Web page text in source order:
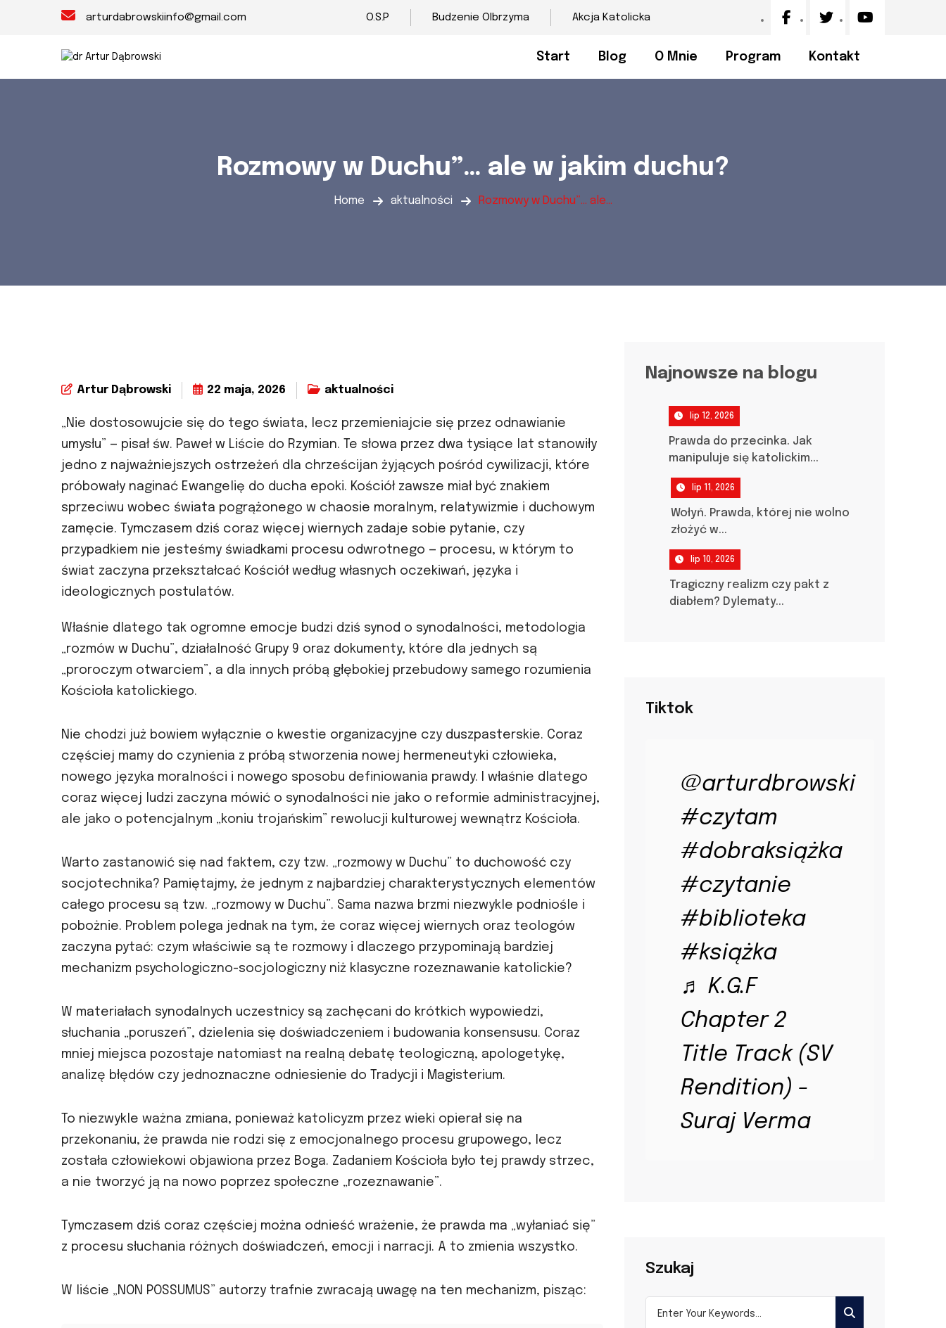
arturdabrowskiinfo@gmail.com O.S.P Budzenie Olbrzyma Akcja Katolicka
Start Blog O Mnie Program Kontakt
Rozmowy w Duchu”… ale w jakim duchu?
Home aktualności Rozmowy w Duchu”… ale...
Artur Dąbrowski 22 maja, 2026 aktualności
„Nie dostosowujcie się do tego świata, lecz przemieniajcie się przez odnawianie
umysłu” — pisał św. Paweł w Liście do Rzymian. Te słowa przez dwa tysiące lat stanowiły
jedno z najważniejszych ostrzeżeń dla chrześcijan żyjących pośród cywilizacji, które
próbowały naginać Ewangelię do ducha epoki. Kościół zawsze miał być znakiem
sprzeciwu wobec świata pogrążonego w chaosie moralnym, relatywizmie i duchowym
zamęcie. Tymczasem dziś coraz więcej wiernych zadaje sobie pytanie, czy
przypadkiem nie jesteśmy świadkami procesu odwrotnego — procesu, w którym to
świat zaczyna przekształcać Kościół według własnych oczekiwań, języka i
ideologicznych postulatów.
Właśnie dlatego tak ogromne emocje budzi dziś synod o synodalności, metodologia
„rozmów w Duchu”, działalność Grupy 9 oraz dokumenty, które dla jednych są
„proroczym otwarciem”, a dla innych próbą głębokiej przebudowy samego rozumienia
Kościoła katolickiego.
Nie chodzi już bowiem wyłącznie o kwestie organizacyjne czy duszpasterskie. Coraz
częściej mamy do czynienia z próbą stworzenia nowej hermeneutyki człowieka,
nowego języka moralności i nowego sposobu definiowania prawdy. I właśnie dlatego
coraz więcej ludzi zaczyna mówić o synodalności nie jako o reformie administracyjnej,
ale jako o potencjalnym „koniu trojańskim” rewolucji kulturowej wewnątrz Kościoła.
Warto zastanowić się nad faktem, czy tzw. „rozmowy w Duchu” to duchowość czy
socjotechnika? Pamiętajmy, że jednym z najbardziej charakterystycznych elementów
całego procesu są tzw. „rozmowy w Duchu”. Sama nazwa brzmi niezwykle podniośle i
pobożnie. Problem polega jednak na tym, że coraz więcej wiernych oraz teologów
zaczyna pytać: czym właściwie są te rozmowy i dlaczego przypominają bardziej
mechanizm psychologiczno-socjologiczny niż klasyczne rozeznawanie katolickie?
W materiałach synodalnych uczestnicy są zachęcani do krótkich wypowiedzi,
słuchania „poruszeń”, dzielenia się doświadczeniem i budowania konsensusu. Coraz
mniej miejsca pozostaje natomiast na realną debatę teologiczną, apologetykę,
analizę błędów czy jednoznaczne odniesienie do Tradycji i Magisterium.
To niezwykle ważna zmiana, ponieważ katolicyzm przez wieki opierał się na
przekonaniu, że prawda nie rodzi się z emocjonalnego procesu grupowego, lecz
została człowiekowi objawiona przez Boga. Zadaniem Kościoła było tej prawdy strzec,
a nie tworzyć ją na nowo poprzez społeczne „rozeznawanie”.
Tymczasem dziś coraz częściej można odnieść wrażenie, że prawda ma „wyłaniać się”
z procesu słuchania różnych doświadczeń, emocji i narracji. A to zmienia wszystko.
W liście „NON POSSUMUS” autorzy trafnie zwracają uwagę na ten mechanizm, pisząc:
Najnowsze na blogu
lip 12, 2026
Prawda do przecinka. Jak
manipuluje się katolickim...
lip 11, 2026
Wołyń. Prawda, której nie wolno
złożyć w...
lip 10, 2026
Tragiczny realizm czy pakt z
diabłem? Dylematy...
Tiktok
@arturdbrowski
#czytam
#dobraksiążka
#czytanie
#biblioteka
#książka
♬ K.G.F
Chapter 2
Title Track (SV
Rendition) -
Suraj Verma
Szukaj